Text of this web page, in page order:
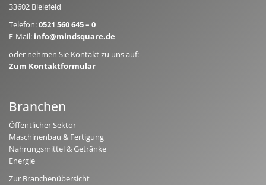
33602 Bielefeld
Telefon:0521 560 645 – 0
E-Mail: info@mindsquare.de
oder nehmen Sie Kontakt zu uns auf:
Zum Kontaktformular
Branchen
Öffentlicher Sektor
Maschinenbau & Fertigung
Nahrungsmittel & Getränke
Energie
Zur Branchenübersicht